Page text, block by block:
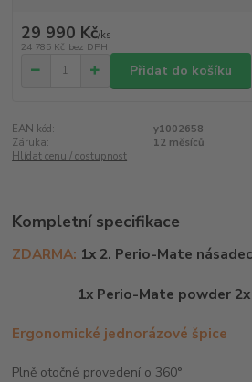
29 990 Kč/ks
24 785 Kč bez DPH
Přidat do košíku
EAN kód:
y1002658
Záruka:
12 měsíců
Hlídat cenu / dostupnost
Kompletní specifikace
ZDARMA: 1x 2. Perio-Mate násadec
1x Perio-Mate powder 2x
Ergonomické jednorázové špice
Plně otočné provedení o 360°